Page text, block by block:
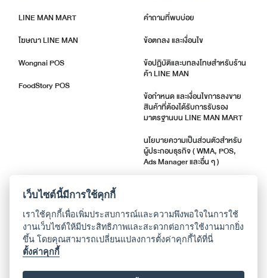
LINE MAN MART
โฆษณา LINE MAN
Wongnai POS
FoodStory POS
คำถามที่พบบ่อย
ข้อตกลง และเงื่อนไข
ข้อปฏิบัติและบทลงโทษสำหรับร้าน
ค้า LINE MAN
ข้อกำหนด และเงื่อนไขการลงขาย
สินค้าที่ต้องได้รับการรับรอง
มาตรฐานบน LINE MAN MART
นโยบายความเป็นส่วนตัวสำหรับ
ผู้ประกอบธุรกิจ ( WMA, POS,
Ads Manager และอื่น ๆ )
แจ้งอัปเดตแอปพลิเคชัน
เกี่ยวกับเรา
เว็บไซต์นี้มีการใช้คุกกี้
เราใช้คุกกี้เพื่อเพิ่มประสบการณ์และความพึงพอใจในการใช้
งานเว็บไซต์ให้มีประสิทธิภาพและสะดวกต่อการใช้งานมากยิ่ง
ขึ้น โดยคุณสามารถเปลี่ยนแปลงการตั้งค่าคุกกี้ได้ที่นี่
ตั้งค่าคุกกี้